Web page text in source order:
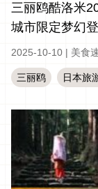
三丽鸥酷洛米
城市限定梦幻登
2025-10-10 | 美食
三丽鸥 日本旅